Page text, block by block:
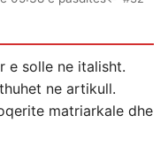
e solle ne italisht.
ne artikull.
matriarkale dhe